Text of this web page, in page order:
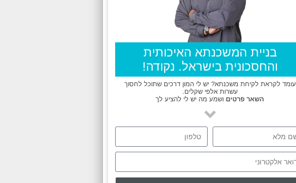
בניית המשכנתא האיכותית
והחסכונית בישראל. נקודה!
עומד לקראת לקיחת משכנתא? יש לי המון דרכים שתוכל לחסוך
עשרות אלפי שקלים.
השאר פרטים ושמע מה יש לי להציע לך